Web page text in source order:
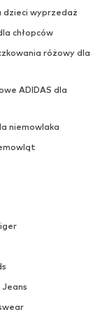
dzieci wyprzedaż
chłopców
różowy dla
ADIDAS dla
niemowlaka
Jeans